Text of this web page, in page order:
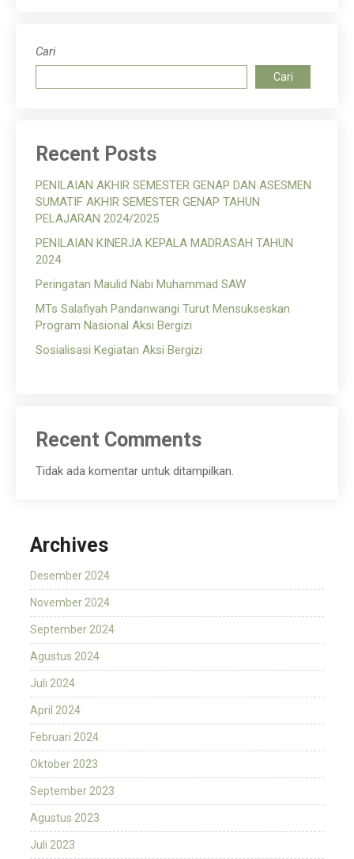
Cari
Cari
Recent Posts
PENILAIAN AKHIR SEMESTER GENAP DAN ASESMEN
SUMATIF AKHIR SEMESTER GENAP TAHUN
PELAJARAN 2024/2025
PENILAIAN KINERJA KEPALA MADRASAH TAHUN
2024
Peringatan Maulid Nabi Muhammad SAW
MTs Salafiyah Pandanwangi Turut Mensukseskan
Program Nasional Aksi Bergizi
Sosialisasi Kegiatan Aksi Bergizi
Recent Comments
Tidak ada komentar untuk ditampilkan.
Archives
Desember 2024
November 2024
September 2024
Agustus 2024
Juli 2024
April 2024
Februari 2024
Oktober 2023
September 2023
Agustus 2023
Juli 2023